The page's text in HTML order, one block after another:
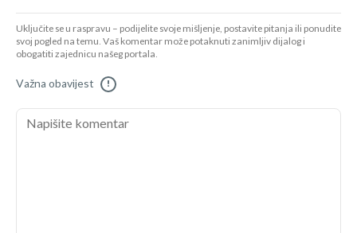
Uključite se u raspravu – podijelite svoje mišljenje, postavite pitanja ili ponudite
svoj pogled na temu. Vaš komentar može potaknuti zanimljiv dijalog i
obogatiti zajednicu našeg portala.
Važna obavijest !